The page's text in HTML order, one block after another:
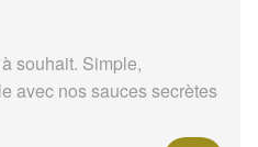
souhait. Simple,
avec nos sauces secrètes